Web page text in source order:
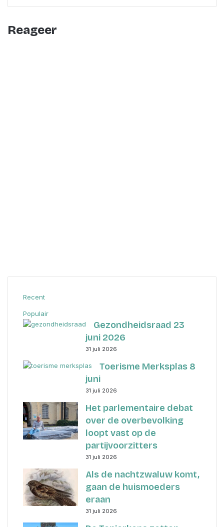
Reageer
Recent
Populair
Gezondheidsraad 23
juni 2026
31 juli 2026
Toerisme Merksplas 8
juni
31 juli 2026
Het parlementaire debat
over de overbevolking
loopt vast op de
partijvoorzitters
31 juli 2026
Als de nachtzwaluw komt,
gaan de huismoeders
eraan
31 juli 2026